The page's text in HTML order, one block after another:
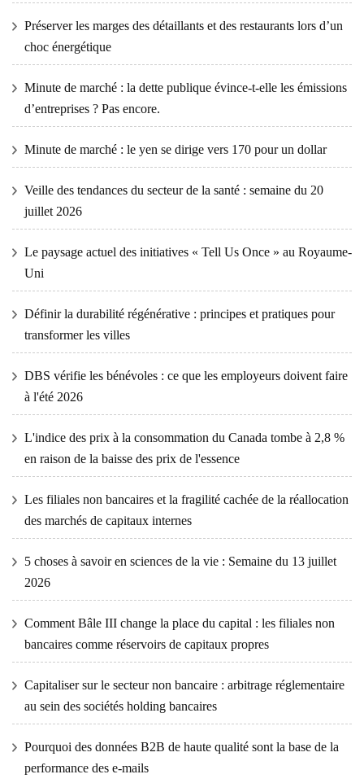
Préserver les marges des détaillants et des restaurants lors d’un
choc énergétique
Minute de marché : la dette publique évince-t-elle les émissions
d’entreprises ? Pas encore.
Minute de marché : le yen se dirige vers 170 pour un dollar
Veille des tendances du secteur de la santé : semaine du 20
juillet 2026
Le paysage actuel des initiatives « Tell Us Once » au Royaume-
Uni
Définir la durabilité régénérative : principes et pratiques pour
transformer les villes
DBS vérifie les bénévoles : ce que les employeurs doivent faire
à l'été 2026
L'indice des prix à la consommation du Canada tombe à 2,8 %
en raison de la baisse des prix de l'essence
Les filiales non bancaires et la fragilité cachée de la réallocation
des marchés de capitaux internes
5 choses à savoir en sciences de la vie : Semaine du 13 juillet
2026
Comment Bâle III change la place du capital : les filiales non
bancaires comme réservoirs de capitaux propres
Capitaliser sur le secteur non bancaire : arbitrage réglementaire
au sein des sociétés holding bancaires
Pourquoi des données B2B de haute qualité sont la base de la
performance des e-mails